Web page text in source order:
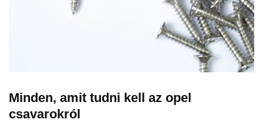
Minden, amit tudni kell az opel
csavarokról